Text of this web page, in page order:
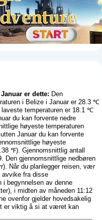
er dette: Den
i Belize i Januar er 28.3 ℃
temperaturen er 18.1 ℃
du kan forvente nedre
høyeste temperaturen
Januar du kan forvente
høyeste
℉). Gjennomsnittlig antall
Den gjennomsnittlige nedbøren
). Når du planlegger reisen, vær
fra disse
i begynnelsen av denne
i midten av måneden 11:12
ovenfor gjelder hovedsakelig
er viktig å si at været kan